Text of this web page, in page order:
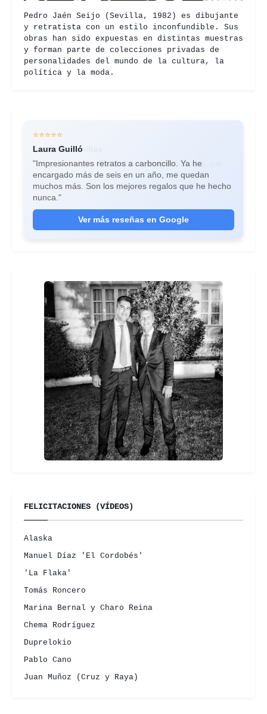
Pedro Jaén Seijo (Sevilla, 1982) es dibujante
y retratista con un estilo inconfundible. Sus
obras han sido expuestas en distintas muestras
y forman parte de colecciones privadas de
personalidades del mundo de la cultura, la
política y la moda.
⭐⭐⭐⭐⭐
Laura Guilló
"Impresionantes retratos a carboncillo. Ya he
encargado más de seis en un año, me quedan
muchos más. Son los mejores regalos que he hecho
nunca."
Ver más reseñas en Google
FELICITACIONES (VÍDEOS)
Alaska
Manuel Díaz 'El Cordobés'
'La Flaka'
Tomás Roncero
Marina Bernal y Charo Reina
Chema Rodríguez
Duprelokio
Pablo Cano
Juan Muñoz (Cruz y Raya)